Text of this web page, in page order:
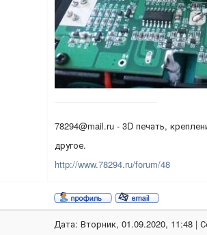
78294@mail.ru - 3D печать,
другое.
http://www.78294.ru/forum/48
Дата: Вторник, 01.09.2020, 11:48 |